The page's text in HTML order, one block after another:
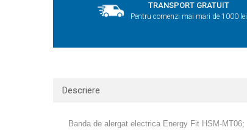
TRANSPORT GRATUIT
Pentru comenzi mai mari de 1000 lei
Descriere
Banda de alergat electrica Energy Fit HSM-MT06;